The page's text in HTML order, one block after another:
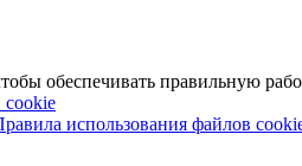
обеспечивать правильную
cookie
использования файлов